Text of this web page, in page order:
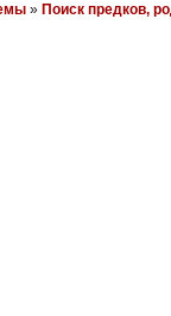
» Поиск предков,